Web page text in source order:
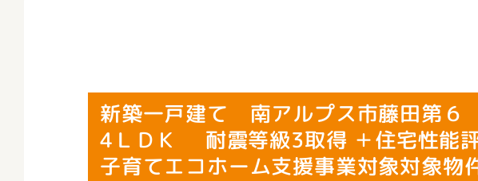
新築一戸建て 南アルプス市藤
4ＬＤＫ 耐震等級3取得 ＋住宅性
子育てエコホーム支援事業対象対象